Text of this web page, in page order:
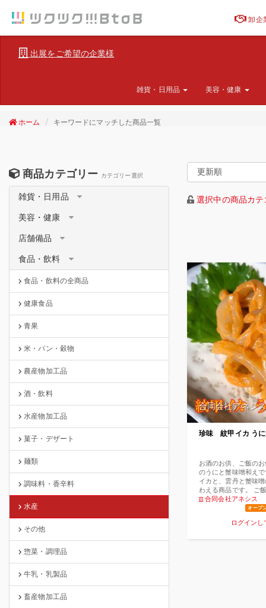
卸企
出展をご希望の企業様
雑貨・日用品 美容・健康
ホーム キーワードにマッチした商品一覧
商品カテゴリー カテゴリー選択
雑貨・日用品
美容・健康
店舗備品
食品・飲料
食品・飲料の全商品
健康食品
青果
米・パン・穀物
農産物加工品
酒・飲料
水産物加工品
菓子・デザート
麺類
調味料・香辛料
水産
その他
惣菜・調理品
牛乳・乳製品
畜産物加工品
選択中の商品カ
合同会社アネシス
珍味 紋甲イカ うに
お酒のお供、ご飯の
のうにと蟹味噌和え
イカと、雲丹と蟹味
わえる商品です。 ご
奨めの一品です。
合同会社アネシス
オープ
ログイン